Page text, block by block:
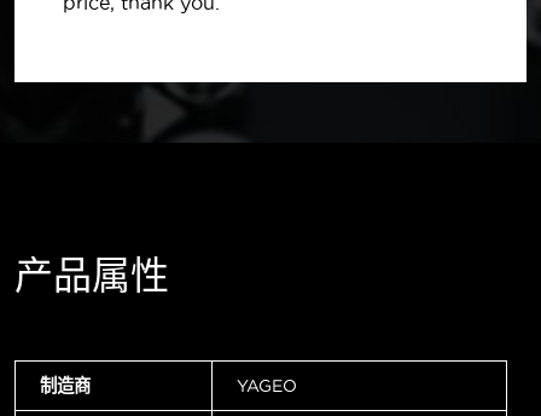
产品属性
制造商 YAGEO